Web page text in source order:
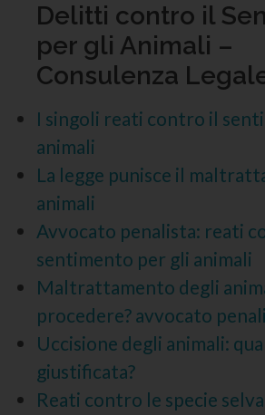
Delitti contro il
per gli Animali –
Consulenza
I singoli reati contro il
animali
La legge punisce il
animali
Avvocato penalista: reati
sentimento per gli animali
Maltrattamento degli
procedere? avvocato
Uccisione degli animali:
giustificata?
Reati contro le specie